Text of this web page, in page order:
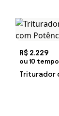
R$ 2.229
ou 10
Triturador